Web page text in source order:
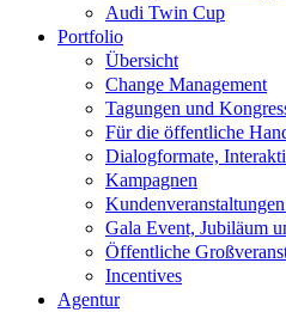
Audi Twin Cup
Portfolio
Übersicht
Change Management
Tagungen und
Für die öffentliche
Dialogformate,
Kampagnen
Gala Event, Jubiläum
Öffentliche
Incentives
Agentur